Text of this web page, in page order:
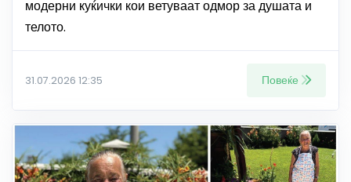
модерни куќички кои ветуваат одмор за душата и
телото.
31.07.2026 12:35 Повеќе